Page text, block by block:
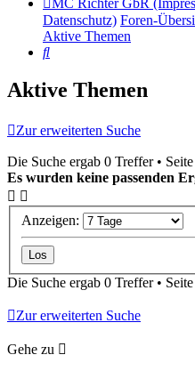
MC Richter GbR
Datenschutz) Foren-
Aktive Themen
Suche
Aktive Themen
Zur erweiterten Suche
Die Suche ergab 0 Treffer • Seite
Es wurden keine passenden
Anzeigen:
Die Suche ergab 0 Treffer • Seite
Zur erweiterten Suche
Gehe zu